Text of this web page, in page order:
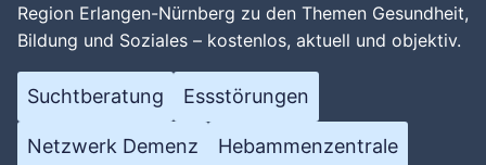
Region Erlangen-Nürnberg zu den Themen Gesundheit,
Bildung und Soziales – kostenlos, aktuell und objektiv.
Suchtberatung Essstörungen
Netzwerk Demenz Hebammenzentrale